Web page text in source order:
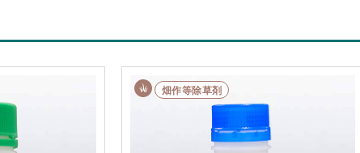
畑作等除草剤